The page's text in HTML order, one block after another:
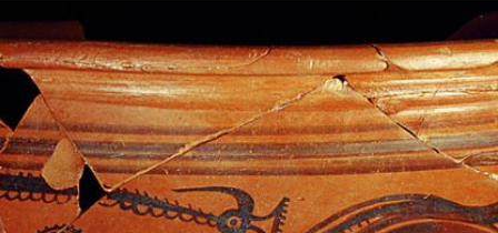
GALERÍA
DE
IMÁGENES
diapositivas:
6